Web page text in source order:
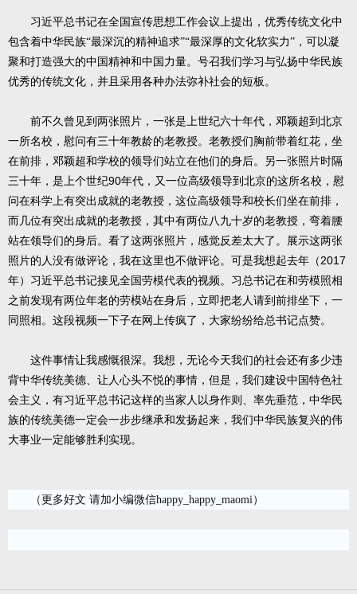
习近平总书记在全国宣传思想工作会议上提出，优秀传统文化中
包含着中华民族“最深沉的精神追求”“最深厚的文化软实力”，可以凝
聚和打造强大的中国精神和中国力量。号召我们学习与弘扬中华民族
优秀的传统文化，并且采用各种办法弥补社会的短板。
前不久曾见到两张照片，一张是上世纪六十年代，邓颖超到北京
一所名校，慰问有三十年教龄的老教授。老教授们胸前带着红花，坐
在前排，邓颖超和学校的领导们站立在他们的身后。另一张照片时隔
三十年，是上个世纪90年代，又一位高级领导到北京的这所名校，慰
问在科学上有突出成就的老教授，这位高级领导和校长们坐在前排，
而几位有突出成就的老教授，其中有两位八九十岁的老教授，弯着腰
站在领导们的身后。看了这两张照片，感觉反差太大了。展示这两张
照片的人没有做评论，我在这里也不做评论。可是我想起去年（ 2017
年）习近平总书记接见全国劳模代表的视频。习总书记在和劳模照相
之前发现有两位年老的劳模站在身后，立即把老人请到前排坐下，一
同照相。这段视频一下子在网上传疯了，大家纷纷给总书记点赞。
这件事情让我感慨很深。我想，无论今天我们的社会还有多少违
背中华传统美德、让人心头不悦的事情，但是，我们建设中国特色社
会主义，有习近平总书记这样的当家人以身作则、率先垂范，中华民
族的传统美德一定会一步步继承和发扬起来，我们中华民族复兴的伟
大事业一定能够胜利实现。
（更多好文 请加小编微信happy_happy_maomi）